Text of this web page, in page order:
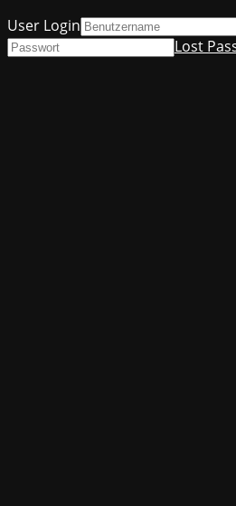
User Login
Lost